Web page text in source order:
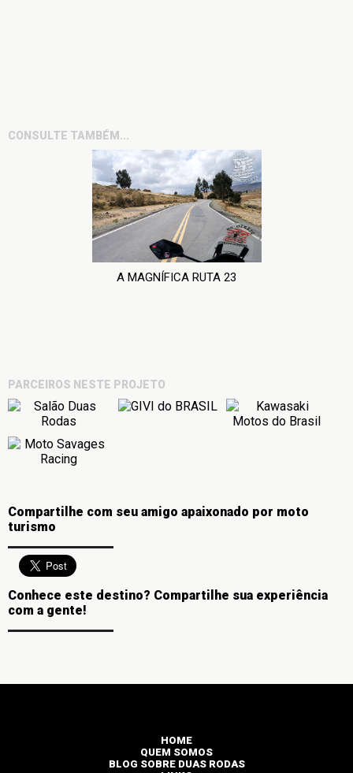
CONSULTE TAMBÉM...
A MAGNÍFICA RUTA 23
PARCEIROS NESTE PROJETO
Compartilhe com seu amigo apaixonado por moto
turismo
Conhece este destino? Compartilhe sua experiência
com a gente!
HOME
QUEM SOMOS
BLOG SOBRE DUAS RODAS